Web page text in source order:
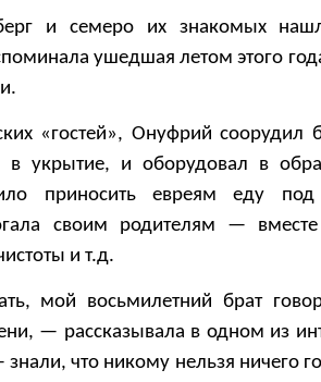
и семеро их знакомых
ушедшая летом этого
«гостей», Онуфрий соорудил
укрытие, и оборудовал в
приносить евреям еду
своим родителям —
и т.д.
мой восьмилетний брат
— рассказывала в одном из
что никому нельзя ничего